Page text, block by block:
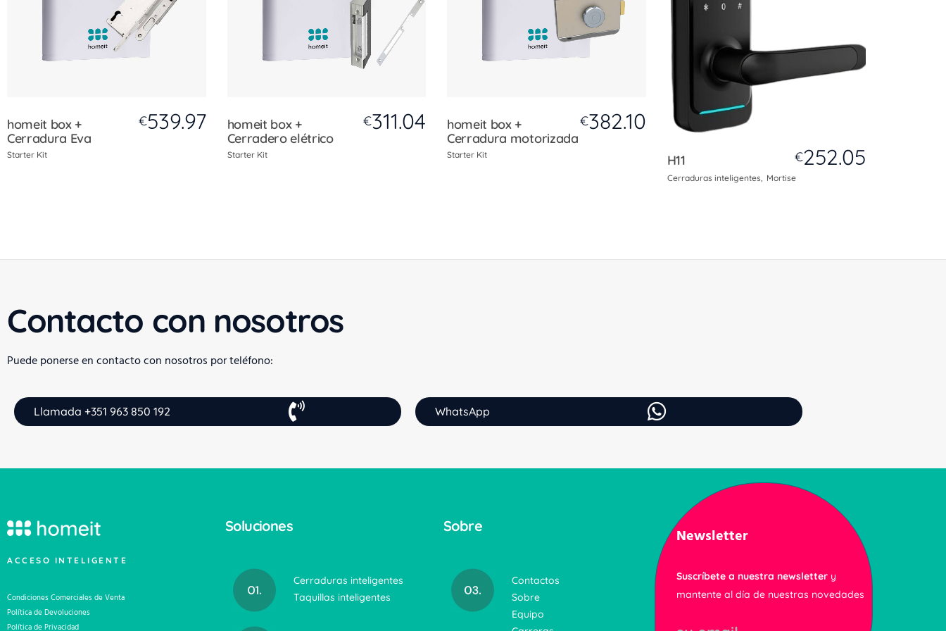
homeit box +
Cerradura Eva
€539.97
Starter Kit
homeit box +
Cerradero elétrico
€311.04
Starter Kit
homeit box +
Cerradura motorizada
€382.10
Starter Kit H11 €252.05
Cerraduras inteligentes Mortise
Contacto con nosotros
Puede ponerse en contacto con nosotros por teléfono:
Llamada +351 963 850 192 WhatsApp
ACCESO INTELIGENTE
Condiciones Comerciales de Venta
Política de Devoluciones
Política de Privacidad
Soluciones
Cerraduras inteligentes
Taquillas inteligentes
Sobre
Contactos
Sobre
Equipo
Newsletter
Suscríbete a nuestra newsletter y
mantente al día de nuestras novedades